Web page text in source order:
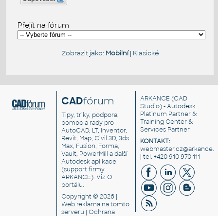
Přejít na fórum
Zobrazit jako: Mobilní| Klasické
CADfórum
Tipy, triky, podpora,
pomoc a rady pro
AutoCAD, LT, Inventor,
Revit, Map, Civil 3D, 3ds
Max, Fusion, Forma,
Vault, PowerMill a další
Autodesk aplikace
(support firmy
ARKANCE). VizO
portálu.
Copyright © 2026 |
Web reklama na tomto
serveru |Ochrana
ARKANCE (CAD
Studio) - Autodesk
Platinum Partner &
Training Center &
Services Partner
KONTAKT:
| tel. +420 910 970 111